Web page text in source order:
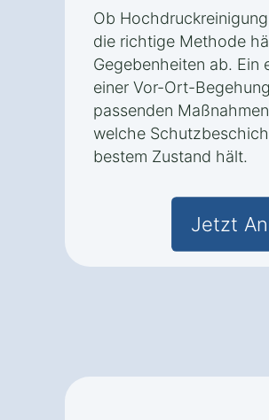
Ob
die richtige Methode
Gegebenheiten ab. Ein
einer Vor-Ort-
passenden
welche
bestem Zustand hält.
Jetzt